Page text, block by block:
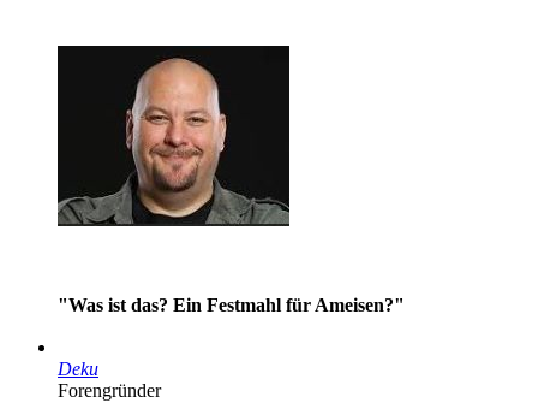
"Was ist das? Ein Festmahl für Ameisen?"
Deku
Forengründer